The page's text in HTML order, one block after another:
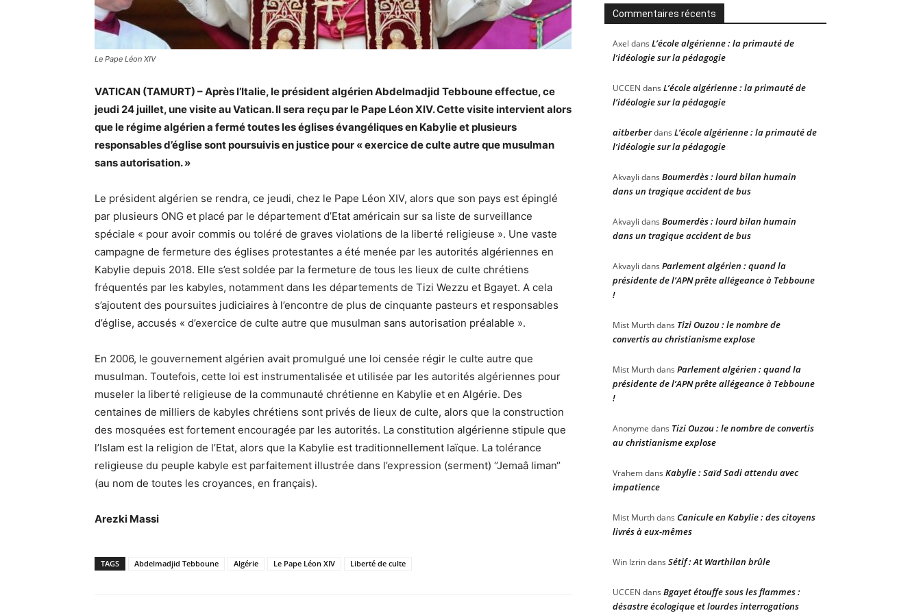
Le Pape Léon XIV
VATICAN (TAMURT) – Après l’Italie, le président algérien Abdelmadjid Tebboune effectue, ce
jeudi 24 juillet, une visite au Vatican. Il sera reçu par le Pape Léon XIV. Cette visite intervient alors
que le régime algérien a fermé toutes les églises évangéliques en Kabylie et plusieurs
responsables d’église sont poursuivis en justice pour « exercice de culte autre que musulman
sans autorisation. »
Le président algérien se rendra, ce jeudi, chez le Pape Léon XIV, alors que son pays est épinglé
par plusieurs ONG et placé par le département d’Etat américain sur sa liste de surveillance
spéciale « pour avoir commis ou toléré de graves violations de la liberté religieuse ». Une vaste
campagne de fermeture des églises protestantes a été menée par les autorités algériennes en
Kabylie depuis 2018. Elle s’est soldée par la fermeture de tous les lieux de culte chrétiens
fréquentés par les kabyles, notamment dans les départements de Tizi Wezzu et Bgayet. A cela
s’ajoutent des poursuites judiciaires à l’encontre de plus de cinquante pasteurs et responsables
d’église, accusés « d’exercice de culte autre que musulman sans autorisation préalable ».
En 2006, le gouvernement algérien avait promulgué une loi censée régir le culte autre que
musulman. Toutefois, cette loi est instrumentalisée et utilisée par les autorités algériennes pour
museler la liberté religieuse de la communauté chrétienne en Kabylie et en Algérie. Des
centaines de milliers de kabyles chrétiens sont privés de lieux de culte, alors que la construction
des mosquées est fortement encouragée par les autorités. La constitution algérienne stipule que
l’Islam est la religion de l’Etat, alors que la Kabylie est traditionnellement laïque. La tolérance
religieuse du peuple kabyle est parfaitement illustrée dans l’expression (serment) ‘’Jemaâ liman‘’
(au nom de toutes les croyances, en français).
Arezki Massi
TAGS Abdelmadjid Tebboune Algérie Le Pape Léon XIV Liberté de culte
Commentaires récents
Axel dans L’école algérienne : la primauté de
l’idéologie sur la pédagogie
UCCEN dans L’école algérienne : la primauté de
l’idéologie sur la pédagogie
aitberberdans L’école algérienne : la primauté de
l’idéologie sur la pédagogie
Akvayli dans Boumerdès : lourd bilan humain
dans un tragique accident de bus
Akvayli dans Boumerdès : lourd bilan humain
dans un tragique accident de bus
Akvayli dans Parlement algérien : quand la
présidente de l’APN prête allégeance à Tebboune
!
Mist Murthdans Tizi Ouzou : le nombre de
convertis au christianisme explose
Mist Murthdans Parlement algérien : quand la
présidente de l’APN prête allégeance à Tebboune
!
Anonyme dans Tizi Ouzou : le nombre de convertis
au christianisme explose
Vrahemdans Kabylie : Saïd Sadi attendu avec
impatience
Mist Murthdans Canicule en Kabylie : des citoyens
livrés à eux-mêmes
Win Izrindans Sétif : At Warthilan brûle
UCCEN dans Bgayet étouffe sous les flammes :
désastre écologique et lourdes interrogations